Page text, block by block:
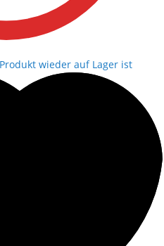
wieder auf Lager ist